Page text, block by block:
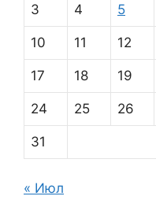
3 4 5
10 11 12
17 18 19
24 25 26
31
« Июл